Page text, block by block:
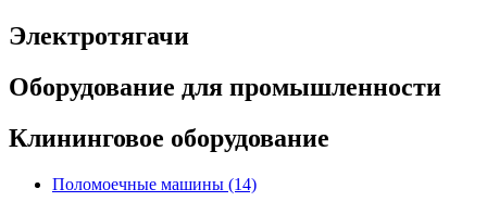
Электротягачи
Оборудование для промышленности
Клининговое оборудование
Поломоечные машины (14)